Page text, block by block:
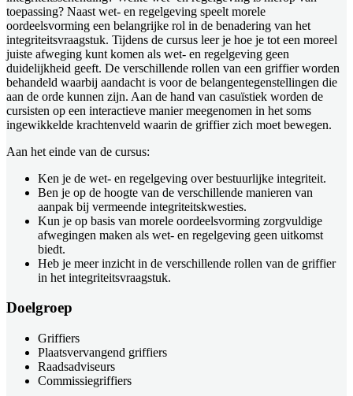
toepassing? Naast wet- en regelgeving speelt morele
oordeelsvorming een belangrijke rol in de benadering van het
integriteitsvraagstuk. Tijdens de cursus leer je hoe je tot een moreel
juiste afweging kunt komen als wet- en regelgeving geen
duidelijkheid geeft. De verschillende rollen van een griffier worden
behandeld waarbij aandacht is voor de belangentegenstellingen die
aan de orde kunnen zijn. Aan de hand van casuïstiek worden de
cursisten op een interactieve manier meegenomen in het soms
ingewikkelde krachtenveld waarin de griffier zich moet bewegen.
Aan het einde van de cursus:
Ken je de wet- en regelgeving over bestuurlijke integriteit.
Ben je op de hoogte van de verschillende manieren van
aanpak bij vermeende integriteitskwesties.
Kun je op basis van morele oordeelsvorming zorgvuldige
afwegingen maken als wet- en regelgeving geen uitkomst
biedt.
Heb je meer inzicht in de verschillende rollen van de griffier
in het integriteitsvraagstuk.
Doelgroep
Griffiers
Plaatsvervangend griffiers
Raadsadviseurs
Commissiegriffiers